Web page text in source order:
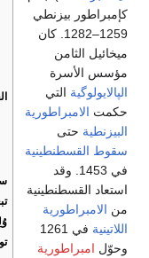
وُلِد
بيزنطي
1259–1282. كان
الثامن
الأسرة
التي
الامبراطورية
حتى
القسطنطينية
في 1453. وقد
القسطنطينية
الامبراطورية
في 1261
امبراطورية